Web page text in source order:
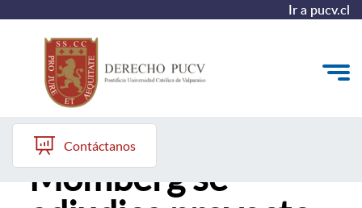
Ir a pucv.cl
Quiénes somos
Estudiantes y Admisión
Postgrados y Formación Continua
Contáctanos
Profesor Rodrigo
Momberg se